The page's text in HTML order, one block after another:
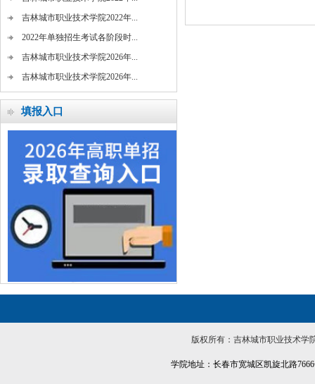
关于公布2023年吉林城市职业...
吉林城市职业技术学院 2023...
吉林城市职业技术学院2022年...
吉林城市职业技术学院2022年...
2022年单独招生考试各阶段时...
填报入口
版权所有：吉林城市职业技术学
学院地址：长春市宽城区凯旋北路